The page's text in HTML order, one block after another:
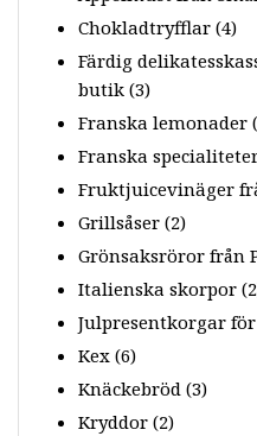
Chokladtryfflar (4)
Färdig
butik (3)
Franska lemonader
Franska
Fruktjuicevinäger
Grillsåser (2)
Grönsaksröror från
Italienska skorpor
Julpresentkorgar
Kex (6)
Knäckebröd (3)
Kryddor (2)